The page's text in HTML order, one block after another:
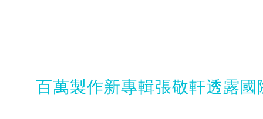
百萬製作新專輯張敬軒透露國